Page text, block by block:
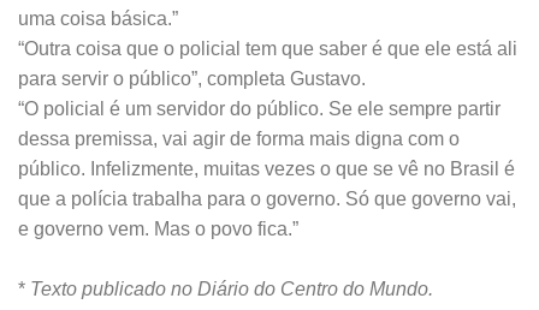
uma coisa básica.”
“Outra coisa que o policial tem que saber é que ele está ali
para servir o público”, completa Gustavo.
“O policial é um servidor do público. Se ele sempre partir
dessa premissa, vai agir de forma mais digna com o
público. Infelizmente, muitas vezes o que se vê no Brasil é
que a polícia trabalha para o governo. Só que governo vai,
e governo vem. Mas o povo fica.”
* Texto publicado no Diário do Centro do Mundo.